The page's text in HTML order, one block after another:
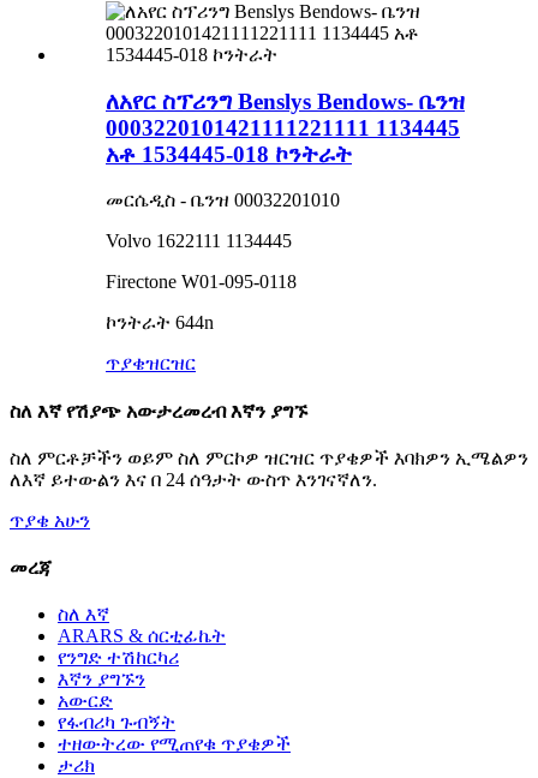
ለአየር ስፕሪንግ Benslys Bendows- ቤንዝ
0003220101421111221111 1134445
አቶ 1534445-018 ኮንትራት
መርሴዲስ - ቤንዝ 00032201010
Volvo 1622111 1134445
Firectone W01-095-0118
ኮንትራት 644n
ጥያቄዝርዝር
ስለ እኛ የሽያጭ አውታረመረብ እኛን ያግኙ
ስለ ምርቶቻችን ወይም ስለ ምርኮዎ ዝርዝር ጥያቄዎች እባክዎን ኢሜልዎን
ለእኛ ይተውልን እና በ 24 ሰዓታት ውስጥ እንገናኛለን.
ጥያቄ አሁን
መረጃ
ስለ እኛ
ARARS & ሰርቲፊኬት
የንግድ ተሽከርካሪ
እኛን ያግኙን
አውርድ
የፋብሪካ ጉብኝት
ተዘውትረው የሚጠየቁ ጥያቄዎች
ታሪክ